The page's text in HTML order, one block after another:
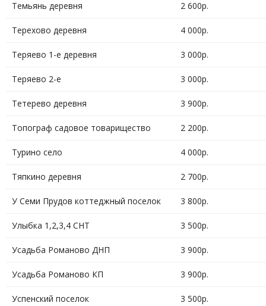
Темьянь деревня 2 600р.
Терехово деревня 4 000р.
Теряево 1-е деревня 3 000р.
Теряево 2-е 3 000р.
Тетерево деревня 3 900р.
Топограф садовое товарищество 2 200р.
Турино село 4 000р.
Тяпкино деревня 2 700р.
У Семи Прудов коттеджный поселок 3 800р.
Улыбка 1,2,3,4 СНТ 3 500р.
Усадьба Романово ДНП 3 900р.
Усадьба Романово КП 3 900р.
Успенский поселок 3 500р.